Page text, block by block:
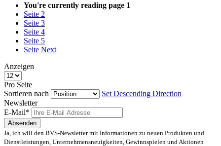
You're currently reading page 1
Seite 2
Seite 3
Seite 4
Seite 5
Seite Next
Anzeigen
Pro Seite
Sortieren nach
Set Descending Direction
Newsletter
E-Mail*
Absenden
Ja, ich will den BVS-Newsletter mit Informationen zu neuen Produkten und
Dienstleistungen, Unternehmensneuigkeiten, Gewinnspielen und Aktionen